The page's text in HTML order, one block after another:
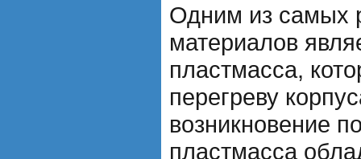
Одним из самых
материалов
пластмасса,
перегреву
возникновение
пластмасса